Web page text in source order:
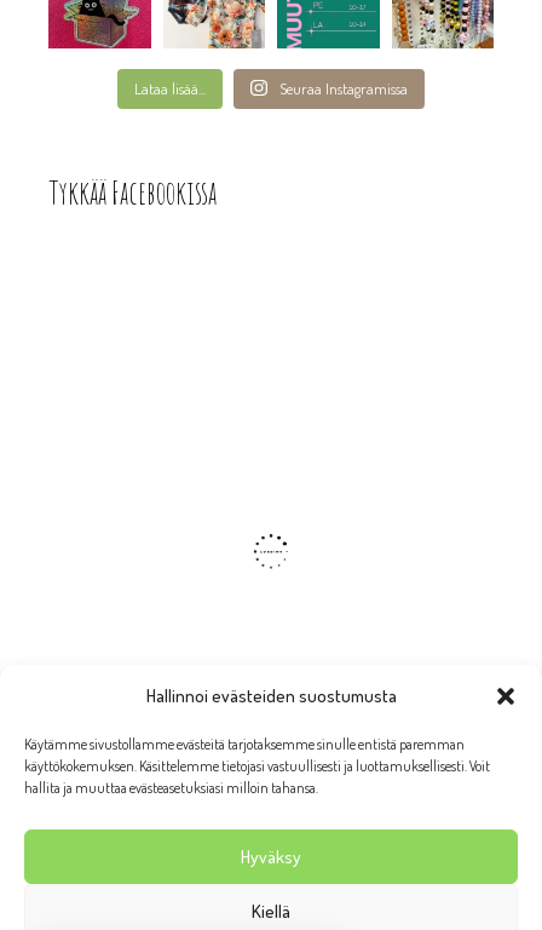
Hallinnoi evästeiden suostumusta
Käytämme sivustollamme evästeitä tarjotaksemme sinulle entistä paremman
käyttökokemuksen. Käsittelemme tietojasi vastuullisesti ja luottamuksellisesti. Voit
hallita ja muuttaa evästeasetuksiasi milloin tahansa.
Hyväksy
Kiellä
Lataa lisää... Seuraa Instagramissa
Tykkää Facebookissa